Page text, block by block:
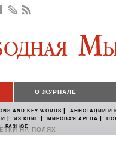
О ЖУРНАЛЕ
AND KEY WORDS | АННОТАЦИИ И
| ИЗ КНИГ | МИРОВАЯ АРЕНА |
РАЗНОЕНА ПОЛЯХ